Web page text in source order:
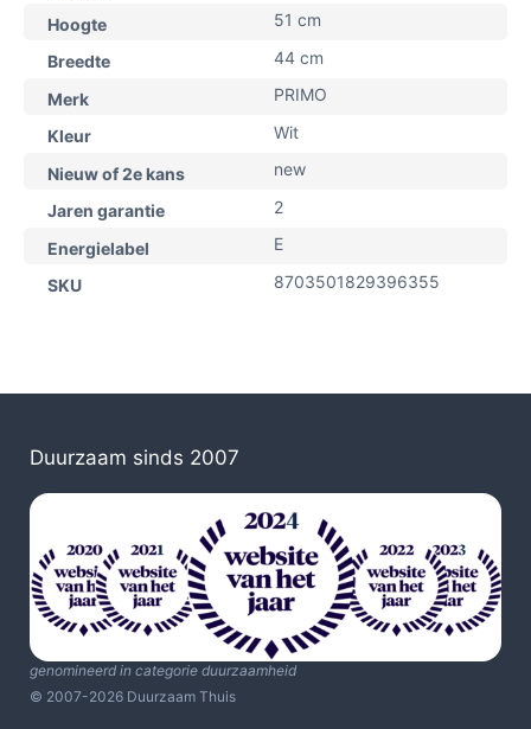
Hoogte 51 cm
Breedte 44 cm
Merk PRIMO
Kleur Wit
Nieuw of 2e kans new
Jaren garantie 2
Energielabel E
SKU 8703501829396355
Duurzaam sinds 2007
genomineerd in categorie duurzaamheid
© 2007-2026 Duurzaam Thuis